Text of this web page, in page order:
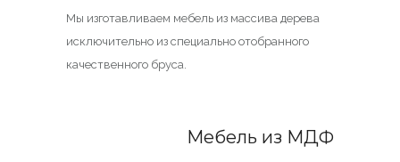
Мы изготавливаем мебель из массива дерева
исключительно из специально отобранного
качественного бруса.
Мебель из МДФ